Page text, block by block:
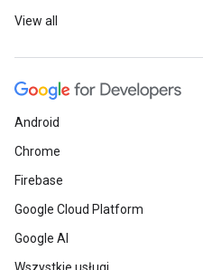
View all
Android
Chrome
Firebase
Google Cloud Platform
Google AI